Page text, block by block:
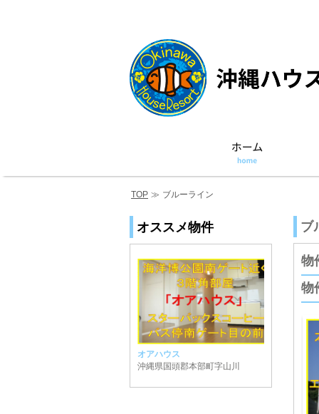
TOP ≫ ブルーライン
ブ
物
物
オススメ物件
オアハウス
沖縄県国頭郡本部町字山川